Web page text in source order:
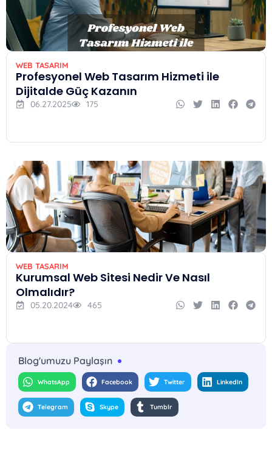
WEB TASARIM
Profesyonel Web Tasarım Hizmeti ile
Dijitalde Güç Kazanın
06.27.2025 175
WEB TASARIM
Kurumsal Web Sitesi Nedir Ve Nasıl
Olmalıdır?
05.20.2024 465
Blog'umuzu Paylaşın
WhatsApp Facebook Twitter LinkedIn
Telegram Skype Tumblr